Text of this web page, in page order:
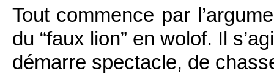
Tout commence par
du “faux lion” en wolof. Il
démarre spectacle, de